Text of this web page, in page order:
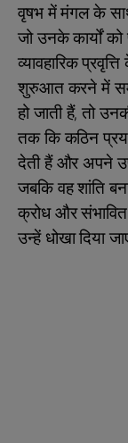
वृषभ में मंगल के
जो उनके कार्यों
व्यावहारिक
शुरुआत करने में
हो जाती हैं, तो
तक कि कठिन
देती हैं और अपने
जबकि वह शांति
क्रोध और
उन्हें धोखा दिया